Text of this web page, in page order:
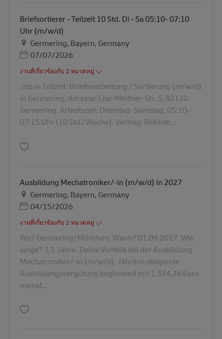
Briefsortierer - Teilzeit 10 Std. Di - Sa 05:10- 07:10
Uhr (m/w/d)
สถานที่
Germering, Bayern, Germany
Posted Date
07/07/2026
งานที่เกี่ยวข้องกับ 2 หมวดหมู่
Job in Teilzeit: Briefbearbeitung / Sortierung (m/w/d)
in Germering. Adresse: Lise-Meitner-Str. 5, 82110
Germering. Arbeitszeit: Dienstag–Samstag, 05:10–
07:15 Uhr (10 Std./Woche). Vertrag: Befriste...
Ausbildung Mechatroniker/-in (m/w/d) in 2027
สถานที่
Germering, Bayern, Germany
Posted Date
04/15/2026
งานที่เกี่ยวข้องกับ 2 หมวดหมู่
Wo? Germering/München. Wann? 01.09.2027. Wie
lange? 3,5 Jahre. Deine Vorteile bei der Ausbildung
Mechatroniker/-in (m/w/d). Jährlich steigende
Ausbildungsvergütung beginnend mit 1.334,26 Euro
monat...